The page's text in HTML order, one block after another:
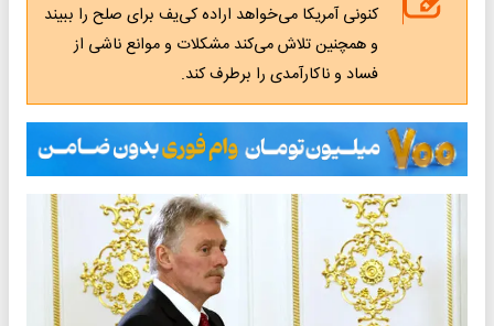
کنونی آمریکا می‌خواهد اراده کی‌یف برای صلح را ببیند
و همچنین تلاش می‌کند مشکلات و موانع ناشی از
فساد و ناکارآمدی را برطرف کند.